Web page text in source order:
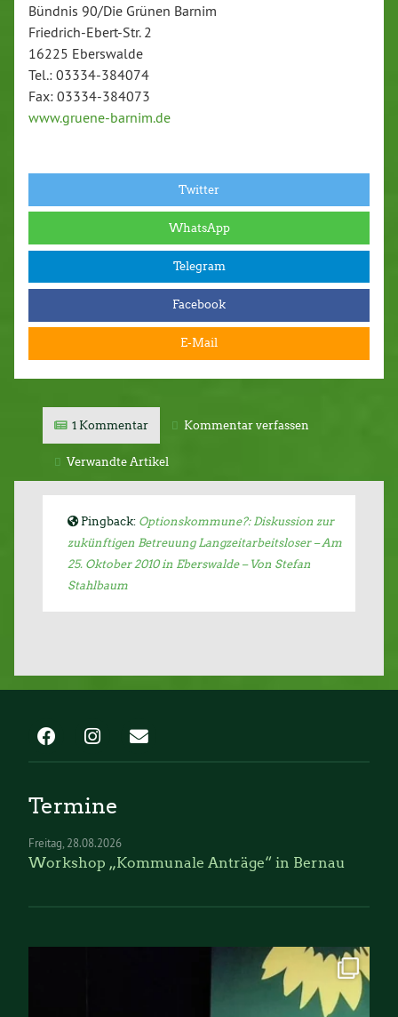
Bündnis 90/Die Grünen Barnim
Friedrich-Ebert-Str. 2
16225 Eberswalde
Tel.: 03334-384074
Fax: 03334-384073
www.gruene-barnim.de
Twitter
WhatsApp
Telegram
Facebook
E-Mail
1 Kommentar Kommentar verfassen
Verwandte Artikel
Pingback: Optionskommune?: Diskussion zur
zukünftigen Betreuung Langzeitarbeitsloser – Am
25. Oktober 2010 in Eberswalde – Von Stefan
Stahlbaum
Termine
Freitag 28.08.2026
Workshop „Kommunale Anträge“ in Bernau